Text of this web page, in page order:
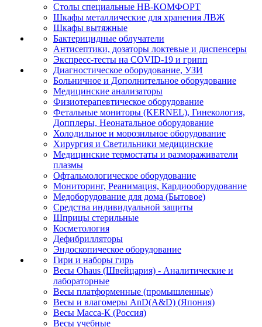
Столы специальные НВ-КОМФОРТ
Шкафы металлические для хранения ЛВЖ
Шкафы вытяжные
Бактерицидные облучатели
Антисептики, дозаторы локтевые и диспенсеры
Экспресс-тесты на COVID-19 и грипп
Диагностическое оборудование, УЗИ
Больничное и Дополнительное оборудование
Медицинские анализаторы
Физиотерапевтическое оборудование
Фетальные мониторы (KERNEL), Гинекология,
Допплеры, Неонатальное оборудование
Холодильное и морозильное оборудование
Хирургия и Светильники медицинские
Медицинские термостаты и размораживатели
плазмы
Офтальмологическое оборудование
Мониторинг, Реанимация, Кардиооборудование
Медоборудование для дома (Бытовое)
Средства индивидуальной защиты
Шприцы стерильные
Косметология
Дефибрилляторы
Эндоскопическое оборудование
Гири и наборы гирь
Весы Ohaus (Швейцария) - Аналитические и
лабораторные
Весы платформенные (промышленные)
Весы и влагомеры AnD(A&D) (Япония)
Весы Масса-К (Россия)
Весы учебные